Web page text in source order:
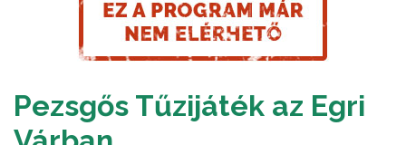
Pezsgős Tűzijáték az Egri